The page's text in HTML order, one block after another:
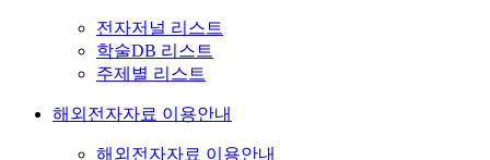
전자저널 리스트
학술DB 리스트
주제별 리스트
해외전자자료 이용안내
해외전자자료 이용안내